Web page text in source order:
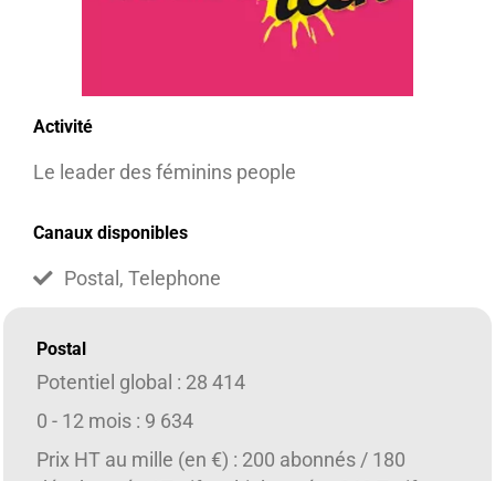
Activité
Le leader des féminins people
Canaux disponibles
Postal, Telephone
Postal
Potentiel global : 28 414
0 - 12 mois : 9 634
Prix HT au mille (en €) : 200 abonnés / 180